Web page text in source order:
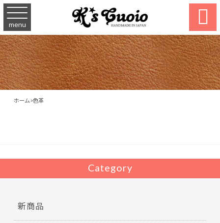
menu 
ホーム>色革
Category
新商品